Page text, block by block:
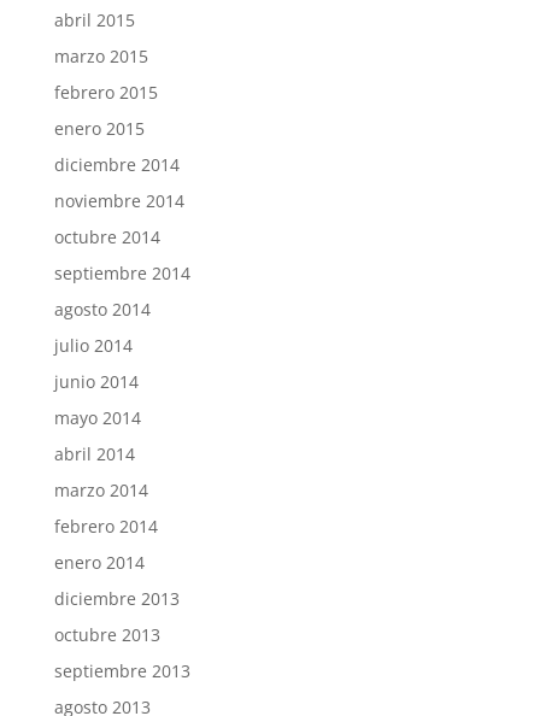
abril 2015
marzo 2015
febrero 2015
enero 2015
diciembre 2014
noviembre 2014
octubre 2014
septiembre 2014
agosto 2014
julio 2014
junio 2014
mayo 2014
abril 2014
marzo 2014
febrero 2014
enero 2014
diciembre 2013
octubre 2013
septiembre 2013
agosto 2013